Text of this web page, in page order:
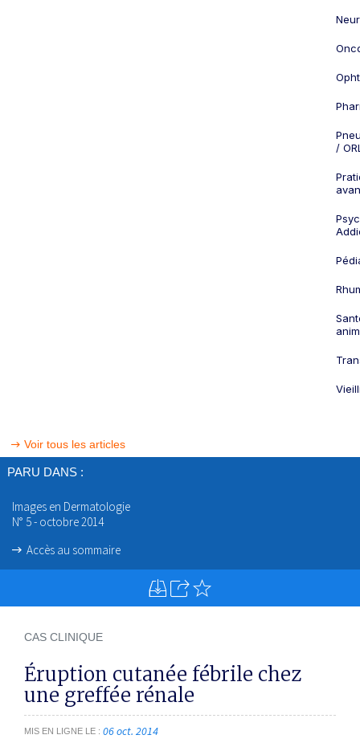
/
Voir tous les articles
PARU DANS :
Images en Dermatologie
N° 5 - octobre 2014
Accès au sommaire
CAS CLINIQUE
Éruption cutanée fébrile chez
une greffée rénale
MIS EN LIGNE LE 06 oct. 2014